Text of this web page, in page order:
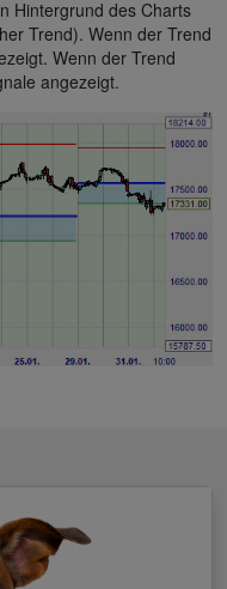
Hintergrund des Charts
Trend). Wenn der Trend
Wenn der Trend
angezeigt.